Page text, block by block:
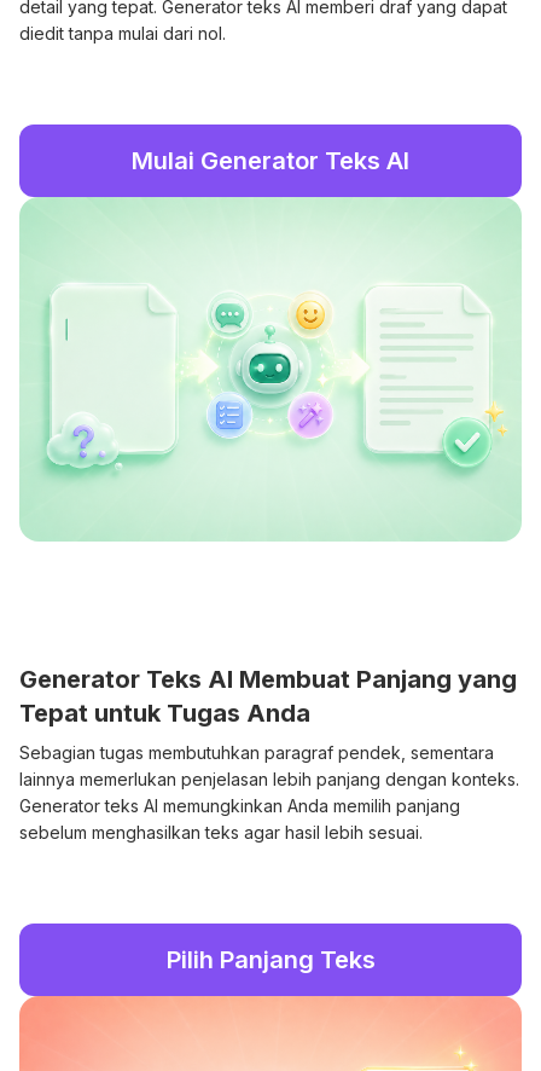
detail yang tepat. Generator teks AI memberi draf yang dapat
diedit tanpa mulai dari nol.
Mulai Generator Teks AI
Generator Teks AI Membuat Panjang yang
Tepat untuk Tugas Anda
Sebagian tugas membutuhkan paragraf pendek, sementara
lainnya memerlukan penjelasan lebih panjang dengan konteks.
Generator teks AI memungkinkan Anda memilih panjang
sebelum menghasilkan teks agar hasil lebih sesuai.
Pilih Panjang Teks